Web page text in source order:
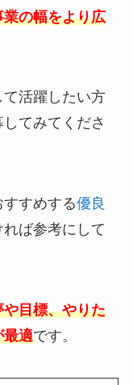
の幅をより広
活躍したい方
てみてくださ
すめする優良
ば参考にして
目標、やりた
最適です。